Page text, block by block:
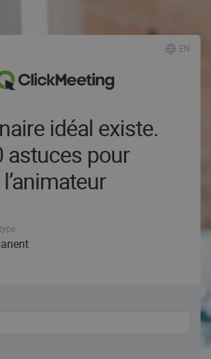
EN
idéal existe.
astuces pour
l’animateur